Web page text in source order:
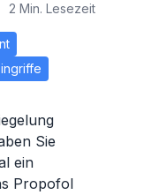
2 Min. Lesezeit
Sie
ein
Propofol